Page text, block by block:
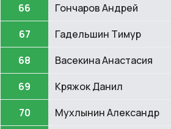
66
Гончаров Андрей
67
Гадельшин Тимур
68
Васекина Анастасия
69
Кряжок Данил
70
Мухлынин Александр